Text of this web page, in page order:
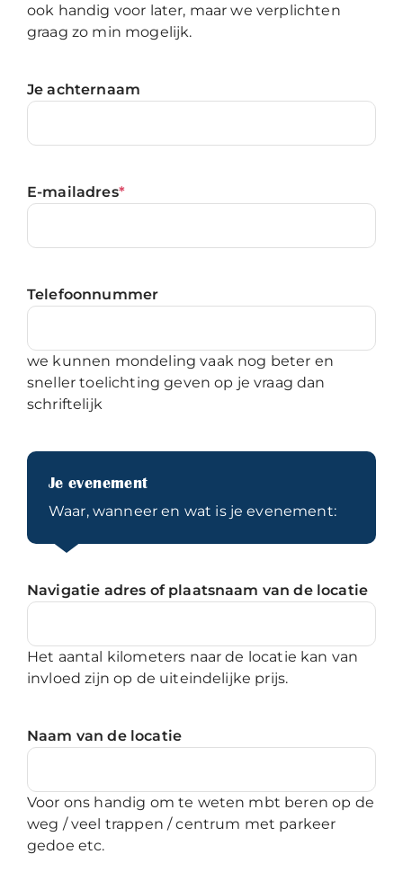
ook handig voor later, maar we verplichten
graag zo min mogelijk.
Je achternaam
E-mailadres*
Telefoonnummer
we kunnen mondeling vaak nog beter en
sneller toelichting geven op je vraag dan
schriftelijk
Je evenement
Waar, wanneer en wat is je evenement:
Navigatie adres of plaatsnaam van de locatie
Het aantal kilometers naar de locatie kan van
invloed zijn op de uiteindelijke prijs.
Naam van de locatie
Voor ons handig om te weten mbt beren op de
weg / veel trappen / centrum met parkeer
gedoe etc.